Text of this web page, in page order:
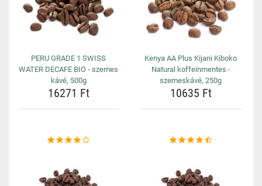
PERU GRADE 1 SWISS
WATER DECAFE BIO - szemes
kávé, 500g
16271 Ft
Kenya AA Plus Kijani Kiboko
Natural koffeinmentes -
szemeskávé, 250g
10635 Ft